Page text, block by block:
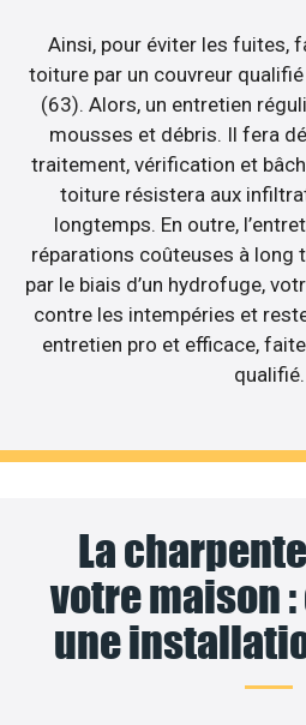
Ainsi, pour éviter les fuites,
toiture par un couvreur qualifié
(63). Alors, un entretien
mousses et débris. Il fera
traitement, vérification et
toiture résistera aux
longtemps. En outre,
réparations coûteuses à long
par le biais d’un hydrofuge,
contre les intempéries et
entretien pro et efficace,
qualifié.
La
votre maison
une